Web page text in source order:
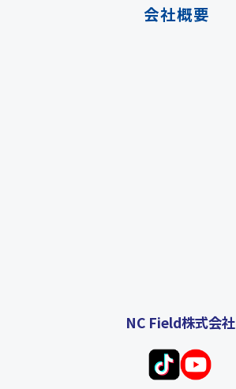
会社概要
NC Field株式会社